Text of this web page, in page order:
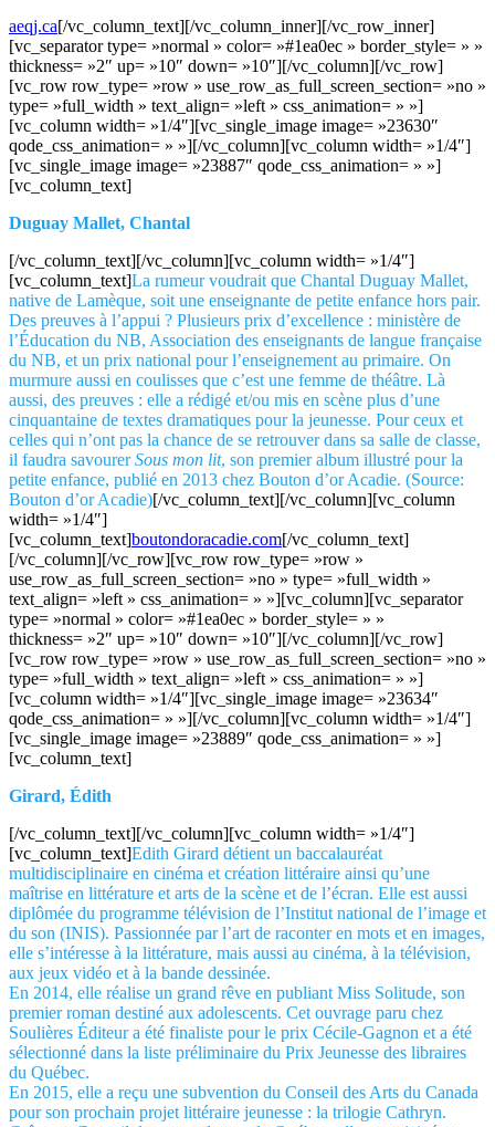
aeqj.ca[/vc_column_text][/vc_column_inner][/vc_row_inner]
[vc_separator type= »normal » color= »#1ea0ec » border_style= » »
thickness= »2″ up= »10″ down= »10″][/vc_column][/vc_row]
[vc_row row_type= »row » use_row_as_full_screen_section= »no »
type= »full_width » text_align= »left » css_animation= » »]
[vc_column width= »1/4″][vc_single_image image= »23630″
qode_css_animation= » »][/vc_column][vc_column width= »1/4″]
[vc_single_image image= »23887″ qode_css_animation= » »]
[vc_column_text]
Duguay Mallet, Chantal
[/vc_column_text][/vc_column][vc_column width= »1/4″]
[vc_column_text]La rumeur voudrait que Chantal Duguay Mallet,
native de Lamèque, soit une enseignante de petite enfance hors pair.
Des preuves à l’appui ? Plusieurs prix d’excellence : ministère de
l’Éducation du NB, Association des enseignants de langue française
du NB, et un prix national pour l’enseignement au primaire. On
murmure aussi en coulisses que c’est une femme de théâtre. Là
aussi, des preuves : elle a rédigé et/ou mis en scène plus d’une
cinquantaine de textes dramatiques pour la jeunesse. Pour ceux et
celles qui n’ont pas la chance de se retrouver dans sa salle de classe,
il faudra savourerSous mon lit, son premier album illustré pour la
petite enfance, publié en 2013 chez Bouton d’or Acadie. (Source:
Bouton d’or Acadie)[/vc_column_text][/vc_column][vc_column
width= »1/4″]
[vc_column_text]boutondoracadie.com[/vc_column_text]
[/vc_column][/vc_row][vc_row row_type= »row »
use_row_as_full_screen_section= »no » type= »full_width »
text_align= »left » css_animation= » »][vc_column][vc_separator
type= »normal » color= »#1ea0ec » border_style= » »
thickness= »2″ up= »10″ down= »10″][/vc_column][/vc_row]
[vc_row row_type= »row » use_row_as_full_screen_section= »no »
type= »full_width » text_align= »left » css_animation= » »]
[vc_column width= »1/4″][vc_single_image image= »23634″
qode_css_animation= » »][/vc_column][vc_column width= »1/4″]
[vc_single_image image= »23889″ qode_css_animation= » »]
[vc_column_text]
Girard, Édith
[/vc_column_text][/vc_column][vc_column width= »1/4″]
[vc_column_text]Edith Girard détient un baccalauréat
multidisciplinaire en cinéma et création littéraire ainsi qu’une
maîtrise en littérature et arts de la scène et de l’écran. Elle est aussi
diplômée du programme télévision de l’Institut national de l’image et
du son (INIS). Passionnée par l’art de raconter en mots et en images,
elle s’intéresse à la littérature, mais aussi au cinéma, à la télévision,
aux jeux vidéo et à la bande dessinée.
En 2014, elle réalise un grand rêve en publiant Miss Solitude, son
premier roman destiné aux adolescents. Cet ouvrage paru chez
Soulières Éditeur a été finaliste pour le prix Cécile-Gagnon et a été
sélectionné dans la liste préliminaire du Prix Jeunesse des libraires
du Québec.
En 2015, elle a reçu une subvention du Conseil des Arts du Canada
pour son prochain projet littéraire jeunesse : la trilogie Cathryn.